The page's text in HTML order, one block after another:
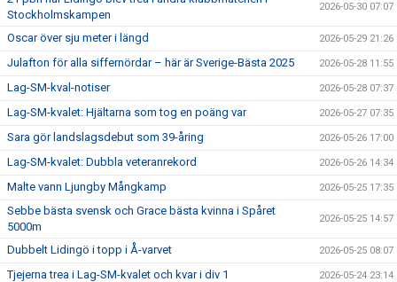
Stockholmskampen
2026-05-30 07:07
Oscar över sju meter i längd 2026-05-29 21:26
Julafton för alla siffernördar – här är Sverige-Bästa 2025 2026-05-28 11:55
Lag-SM-kval-notiser 2026-05-28 07:37
Lag-SM-kvalet: Hjältarna som tog en poäng var 2026-05-27 07:35
Sara gör landslagsdebut som 39-åring 2026-05-26 17:00
Lag-SM-kvalet: Dubbla veteranrekord 2026-05-26 14:34
Malte vann Ljungby Mångkamp 2026-05-25 17:35
Sebbe bästa svensk och Grace bästa kvinna i Spåret
5000m
2026-05-25 14:57
Dubbelt Lidingö i topp i Å-varvet 2026-05-25 08:07
Tjejerna trea i Lag-SM-kvalet och kvar i div 1 2026-05-24 23:14